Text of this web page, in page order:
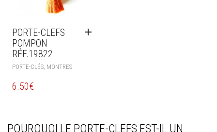
PORTE-CLEFS
POMPON
RÉF.19822
PORTE-CLÉS, MONTRES
6.50€
POURQUOI LE PORTE-CLEFS EST-IL UN